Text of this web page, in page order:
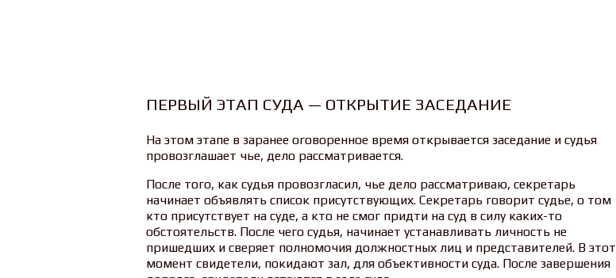
ПЕРВЫЙ ЭТАП СУДА — ОТКРЫТИЕ ЗАСЕДАНИЕ
На этом этапе в заранее оговоренное время открывается заседание и судья
провозглашает чье, дело рассматривается.
После того, как судья провозгласил, чье дело рассматриваю, секретарь
начинает объявлять список присутствующих. Секретарь говорит судье, о том
кто присутствует на суде, а кто не смог придти на суд в силу каких-то
обстоятельств. После чего судья, начинает устанавливать личность не
пришедших и сверяет полномочия должностных лиц и представителей. В этот
момент свидетели, покидают зал, для объективности суда. После завершения